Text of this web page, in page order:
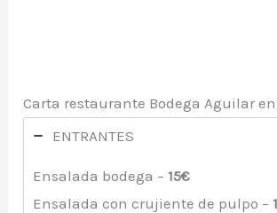
Carta restaurante Bodega Aguilar en
ENTRANTES
Ensalada bodega – 15€
Ensalada con crujiente de pulpo –